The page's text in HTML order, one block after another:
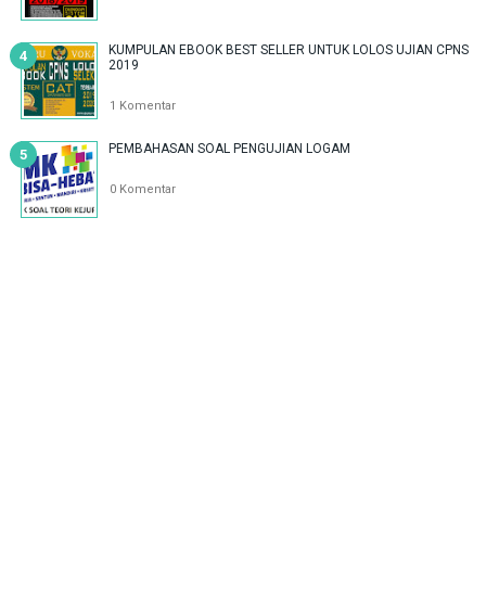
KUMPULAN EBOOK BEST SELLER UNTUK LOLOS UJIAN CPNS
2019
1 Komentar
PEMBAHASAN SOAL PENGUJIAN LOGAM
0 Komentar